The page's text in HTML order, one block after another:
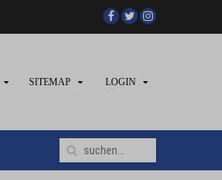
SITEMAP LOGIN